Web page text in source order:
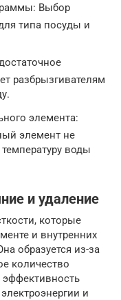
Выбор
типа посуды и
разбрызгивателям
элемента:
элемент не
воды
и удаление
которые
и внутренних
образуется из-за
количество
и